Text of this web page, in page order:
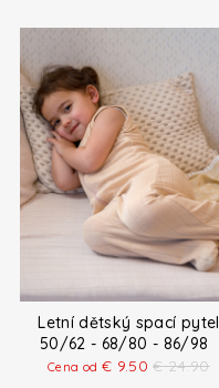
Letní dětský spací pytel
50/62 - 68/80 - 86/98
Cena od € 9.50 € 24.90